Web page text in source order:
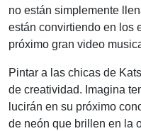
no están simplemente
están convirtiendo en los
próximo gran video
Pintar a las chicas de
de creatividad. Imagina
lucirán en su próximo
de neón que brillen en la